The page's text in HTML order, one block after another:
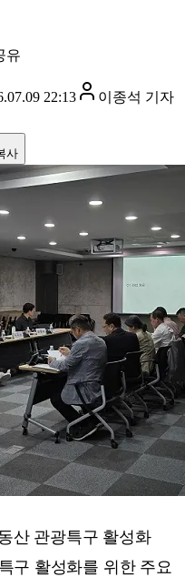
유
22:13 이종석 기자
사
산 관광특구 활성화
구 활성화를 위한 주요